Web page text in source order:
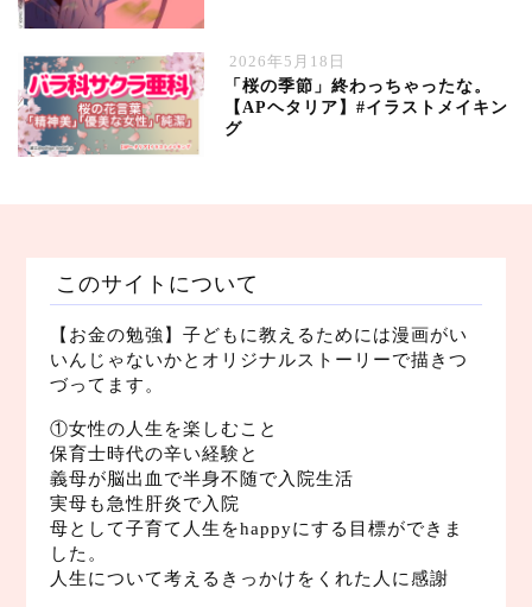
2026年5月18日
「桜の季節」終わっちゃったな。
【APヘタリア】#イラストメイキン
グ
このサイトについて
【お金の勉強】子どもに教えるためには漫画がい
いんじゃないかとオリジナルストーリーで描きつ
づってます。
①女性の人生を楽しむこと
保育士時代の辛い経験と
義母が脳出血で半身不随で入院生活
実母も急性肝炎で入院
母として子育て人生をhappyにする目標ができま
した。
人生について考えるきっかけをくれた人に感謝